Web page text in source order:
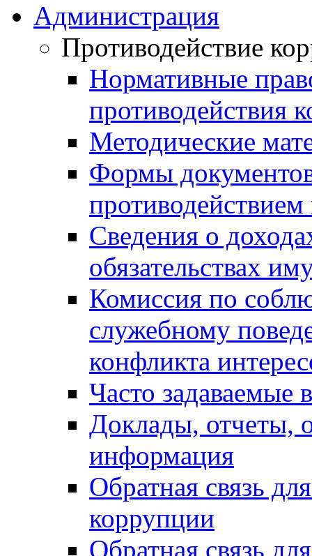
Администрация
Противодействие
Нормативные
противодействия
Методические
Формы
Сведения о
обязательствах
Комиссия по
служебному
конфликта
Часто задаваемые
Доклады, отчеты,
информация
Обратная связь
коррупции
Обратная связь